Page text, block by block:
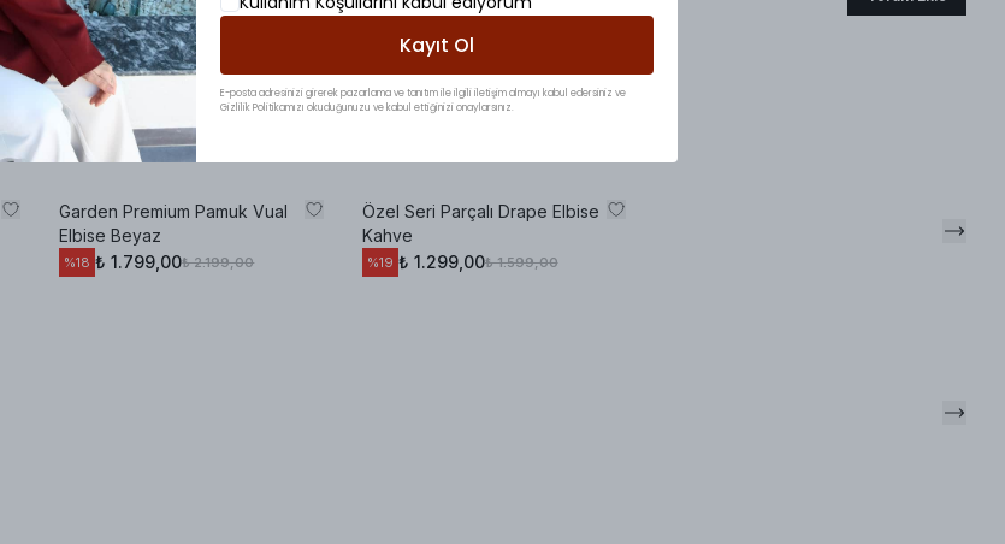
Garden Premium Pamuk Vual
Elbise Beyaz
%18 ₺ 1.799,00₺ 2.199,00
Özel Seri Parçalı Drape Elbise
Kahve
%19 ₺ 1.299,00₺ 1.599,00
Kayıt Ol
E-posta adresinizi girerek pazarlama ve tanıtım ile ilgili iletişim almayı kabul edersiniz ve
Gizlilik Politikamızı okuduğunuzu ve kabul ettiğinizi onaylarsınız.